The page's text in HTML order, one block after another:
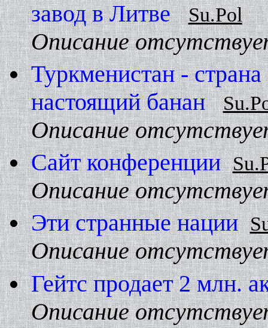
завод в Литве Su.Pol
Описание
Туркменистан - страна
настоящий банан
Описание
Сайт конференции
Описание
Эти странные нации
Описание
Гейтс продает 2 млн.
Описание